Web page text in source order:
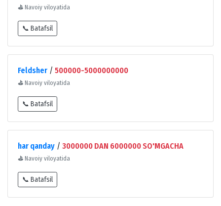
⛳ Navoiy viloyatida
📞 Batafsil
Feldsher / 500000-5000000000
⛳ Navoiy viloyatida
📞 Batafsil
har qanday / 3000000 DAN 6000000 SO'MGACHA
⛳ Navoiy viloyatida
📞 Batafsil